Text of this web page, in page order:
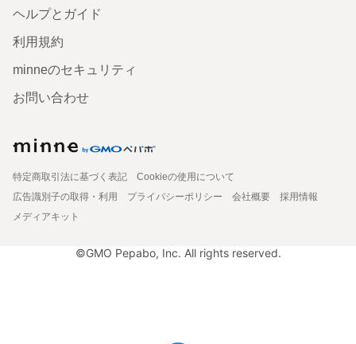
ヘルプとガイド
利用規約
minneのセキュリティ
お問い合わせ
特定商取引法に基づく表記
Cookieの使用について
広告識別子の取得・利用
プライバシーポリシー 会社概要
採用情報
メディアキット
©GMO Pepabo, Inc. All rights reserved.